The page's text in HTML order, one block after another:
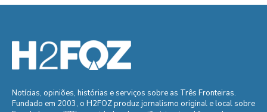
Notícias, opiniões, histórias e serviços sobre as Três Fronteiras.
Fundado em 2003, o H2FOZ produz jornalismo original e local sobre